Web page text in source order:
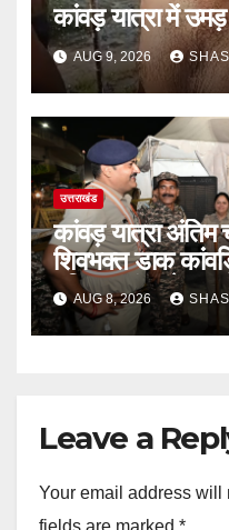
कांवड़ यात्रा में
AUG 9, 2026
उत्तराखंड
कांवड़ यात्रा
शिवभक्त डाक
हरिद्वार पहुंच रहे
AUG 8, 2026
Leave a
Your email address will